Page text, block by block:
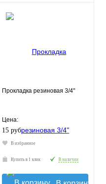
Прокладка резиновая 3/4"
Цена:
15 руб.
В избранное
Купить в 1 клик В наличии